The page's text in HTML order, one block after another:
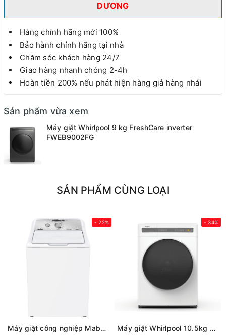
DƯƠNG
Hàng chính hãng mới 100%
Bảo hành chính hãng tại nhà
Chăm sóc khách hàng 24/7
Giao hàng nhanh chóng 2-4h
Hoàn tiền 200% nếu phát hiện hàng giả hàng nhái
Sản phẩm vừa xem
Máy giặt Whirlpool 9 kg FreshCare inverter
FWEB9002FG
SẢN PHẨM CÙNG LOẠI
- 22%
Máy giặt công nghiệp Mabe 19 kg WMA79112CBCS0
- 34%
Máy giặt Whirlpool 10.5kg FWEB10502FW